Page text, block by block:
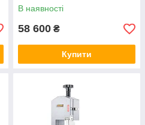
В наявності
58 600 ₴
Купити